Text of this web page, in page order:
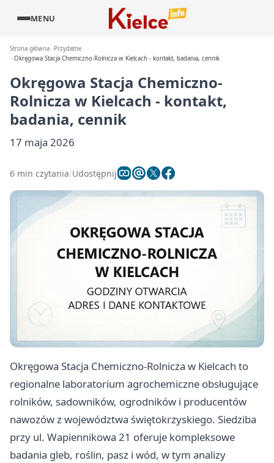
MENU
Strona główna
Przydatne
Okręgowa Stacja Chemiczno-Rolnicza w Kielcach - kontakt, badania, cennik
Okręgowa Stacja Chemiczno-
Rolnicza w Kielcach - kontakt,
badania, cennik
17 maja 2026
6 min czytania Udostępnij
Okręgowa Stacja Chemiczno-Rolnicza w Kielcach to
regionalne laboratorium agrochemiczne obsługujące
rolników, sadowników, ogrodników i producentów
nawozów z województwa świętokrzyskiego. Siedziba
przy ul. Wapiennikowa 21 oferuje kompleksowe
badania gleb, roślin, pasz i wód, w tym analizy